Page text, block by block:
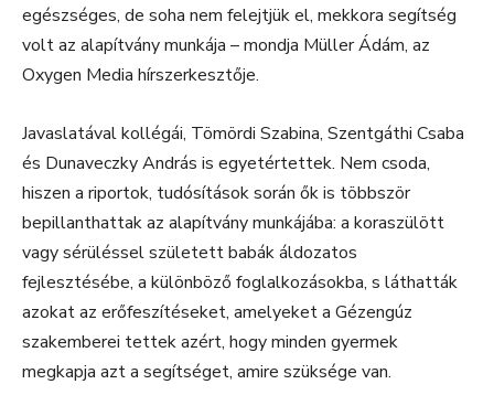
egészséges, de soha nem felejtjük el, mekkora segítség
volt az alapítvány munkája – mondja Müller Ádám, az
Oxygen Media hírszerkesztője.
Javaslatával kollégái, Tömördi Szabina, Szentgáthi Csaba
és Dunaveczky András is egyetértettek. Nem csoda,
hiszen a riportok, tudósítások során ők is többször
bepillanthattak az alapítvány munkájába: a koraszülött
vagy sérüléssel született babák áldozatos
fejlesztésébe, a különböző foglalkozásokba, s láthatták
azokat az erőfeszítéseket, amelyeket a Gézengúz
szakemberei tettek azért, hogy minden gyermek
megkapja azt a segítséget, amire szüksége van.